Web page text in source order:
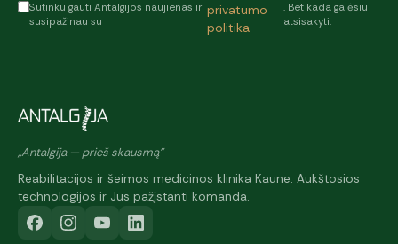
Sutinku gauti Antalgijos naujienas ir
susipažinau su
privatumo
politika
. Bet kada galėsiu
atsisakyti.
„Antalgija — prieš skausmą"
Reabilitacijos ir šeimos medicinos klinika Kaune. Aukštosios
technologijos ir Jus pažįstanti komanda.